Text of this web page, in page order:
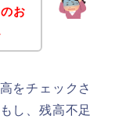
お
をチェックさ
し、残高不足